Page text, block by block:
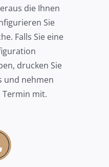
die Ihnen
Sie
Falls Sie eine
drucken Sie
und nehmen
Termin mit.